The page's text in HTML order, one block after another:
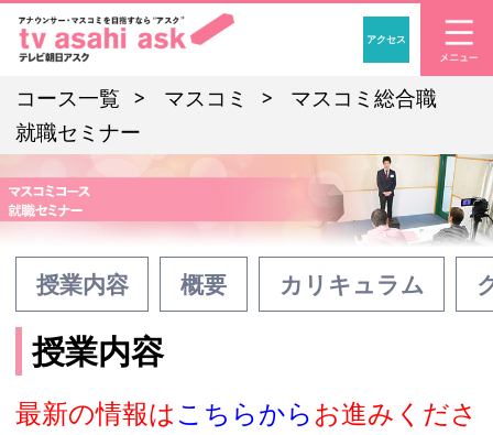
「アナウンサー・マ
アクセス
コース一覧 マスコミ
マスコミ総合職
就職セミナー
授業内容 概要 カリキュラム
授業内容
最新の情報はこちらから お進みくださ